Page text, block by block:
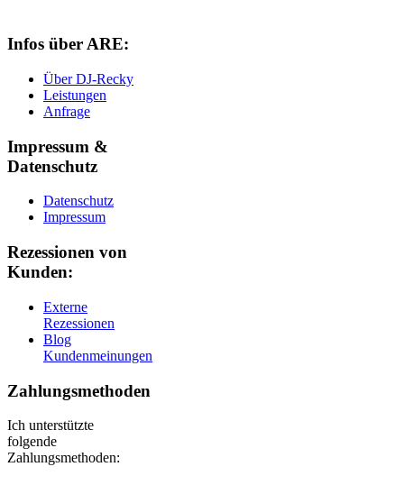
Infos über ARE:
Über DJ-Recky
Leistungen
Anfrage
Impressum &
Datenschutz
Datenschutz
Impressum
Rezessionen von
Kunden:
Externe
Rezessionen
Blog
Kundenmeinungen
Zahlungsmethoden
Ich unterstützte
folgende
Zahlungsmethoden: